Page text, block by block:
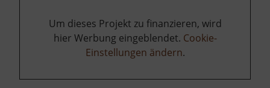
Um dieses Projekt zu finanzieren, wird
hier Werbung eingeblendet. Cookie-
Einstellungen ändern.